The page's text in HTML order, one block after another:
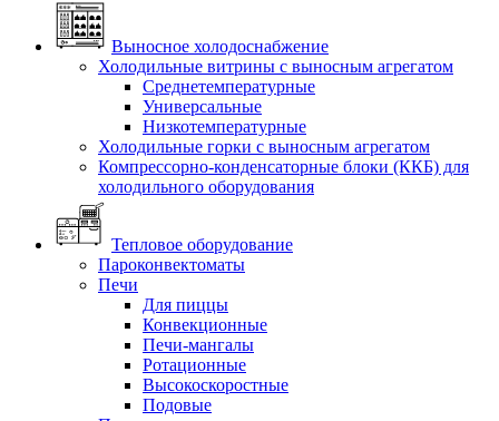
Выносное холодоснабжение
Холодильные витрины с выносным агрегатом
Среднетемпературные
Универсальные
Низкотемпературные
Холодильные горки с выносным агрегатом
Компрессорно-конденсаторные блоки (ККБ) для
холодильного оборудования
Тепловое оборудование
Пароконвектоматы
Печи
Для пиццы
Конвекционные
Печи-мангалы
Ротационные
Высокоскоростные
Подовые